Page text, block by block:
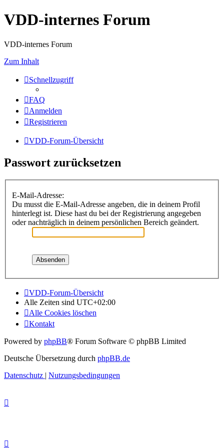
VDD-internes Forum
VDD-internes Forum
Zum Inhalt
Schnellzugriff
FAQ
Anmelden
Registrieren
VDD-Forum-Übersicht
Passwort zurücksetzen
E-Mail-Adresse:
Du musst die E-Mail-Adresse angeben, die in deinem Profil
hinterlegt ist. Diese hast du bei der Registrierung angegeben
oder nachträglich in deinem persönlichen Bereich geändert.
VDD-Forum-Übersicht
Alle Zeiten sind UTC+02:00
Alle Cookies löschen
Kontakt
Powered by phpBB® Forum Software © phpBB Limited
Deutsche Übersetzung durch phpBB.de
Datenschutz | Nutzungsbedingungen